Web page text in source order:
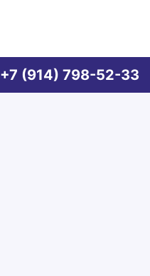
+7 (914) 798-52-33